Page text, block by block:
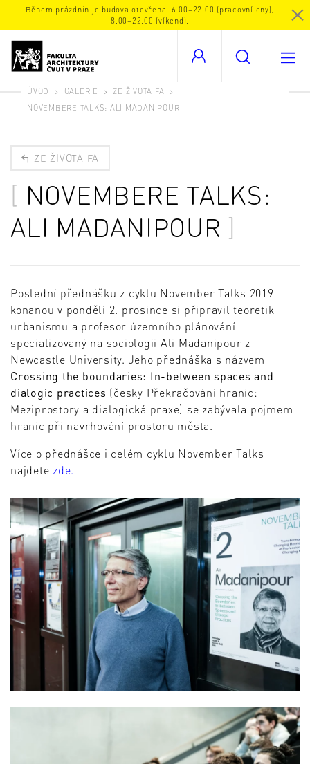
Během prázdnin je budova otevřena: 6.00–22.00 (pracovní dny),
8.00–22.00 (víkend).
ÚVOD GALERIE
ZE ŽIVOTA FA
NOVEMBERE TALKS: ALI MADANIPOUR
ZE ŽIVOTA FA
NOVEMBERE TALKS:
ALI MADANIPOUR
Poslední přednášku z cyklu November Talks 2019
konanou v pondělí 2. prosince si připravil teoretik
urbanismu a profesor územního plánování
specializovaný na sociologii Ali Madanipour z
Newcastle University. Jeho přednáška s názvem
Crossing the boundaries: In-between spaces and
dialogic practices (česky Překračování hranic:
Meziprostory a dialogická praxe) se zabývala pojmem
hranic při navrhování prostoru města.
Více o přednášce i celém cyklu November Talks
najdete zde.